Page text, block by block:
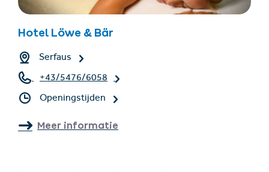
Hotel Löwe & Bär
Serfaus
+43/5476/6058
Openingstijden
Meer informatie